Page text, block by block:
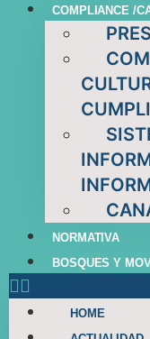
COMPLIANCE /
NORMATIVA
BOSQUES Y
HOME